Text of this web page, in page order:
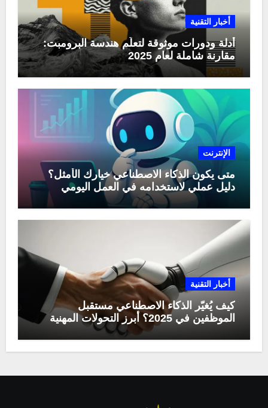
أخبار التقنية
أدلة ودورات موثوقة لتعلّم هندسة البرومبت:
مقارنة شاملة لعام 2025
الإنترنت
متى يكون الذكاء الاصطناعي خيارك الأمثل؟
دليل عملي لاستخدامه في العمل اليومي
أخبار التقنية
كيف يُغيّر الذكاء الاصطناعي مستقبل
الموظفين في 2025؟ أبرز التحولات المهنية